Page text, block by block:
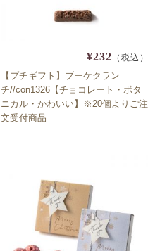
¥232 （税込）
【プチギフト】ブーケクラン
チ//con1326【チョコレート・ボタ
ニカル・かわいい】※20個よりご注
文受付商品